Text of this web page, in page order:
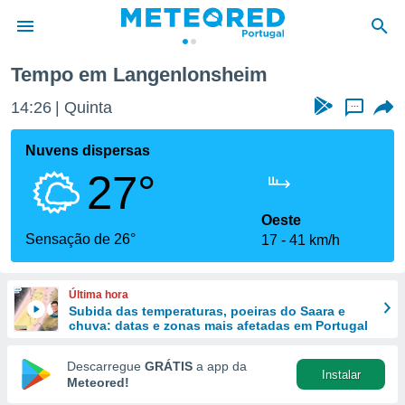
da
foi
fornecidas
a este
das
e
forma
digital
Tempo em Langenlonsheim
14:26 Quinta ...
Nuvens dispersas
27°
Sensação de 26°
Oeste
17
41 km/h
Última hora
Subida das temperaturas, poeiras do Saara e
chuva: datas e zonas mais afetadas em Portugal
Descarregue GRÁTIS a app da
Meteored!
Instalar